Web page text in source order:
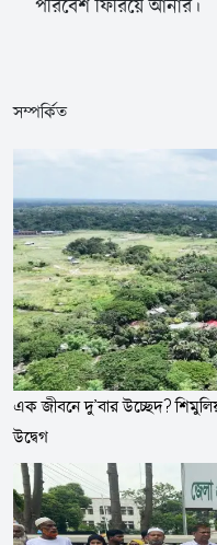
পরিবেশ ফিরিয়ে আনার।
সম্পর্কিত
এক জীবনে দু’বার উচ্ছেদ?
উদ্বেগ